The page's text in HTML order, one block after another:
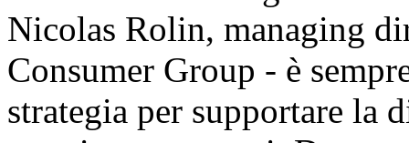
Nicolas Rolin, managing
Consumer Group - è
strategia per supportare la